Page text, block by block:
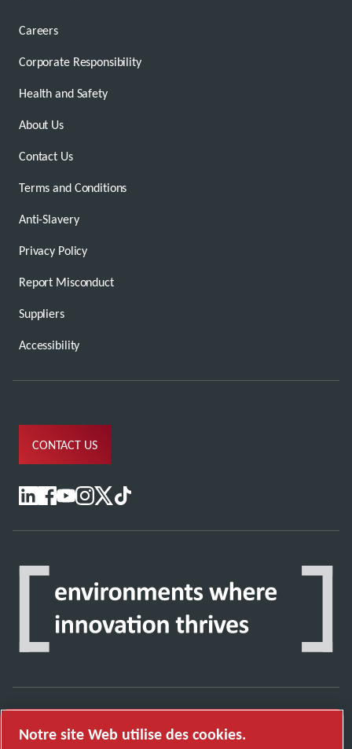
Careers
Corporate Responsibility
Health and Safety
About Us
Contact Us
Terms and Conditions
Anti-Slavery
Privacy Policy
Report Misconduct
Suppliers
Accessibility
CONTACT US
Découvrez comment le groupe Atlas Copco met
Notre site Web utilise des cookies.